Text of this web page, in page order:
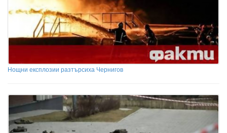
Нощни експлозии разтърсиха Чернигов